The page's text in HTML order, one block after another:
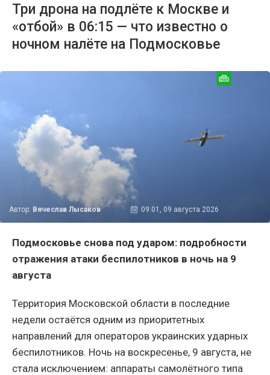
Три дрона на подлёте к Москве и
«отбой» в 06:15 — что известно о
ночном налёте на Подмосковье
Автор: Вячеслав Лысаков 09:01, 09 августа 2026
Подмосковье снова под ударом: подробности
отражения атаки беспилотников в ночь на 9
августа
Территория Московской области в последние
недели остаётся одним из приоритетных
направлений для операторов украинских ударных
беспилотников. Ночь на воскресенье, 9 августа, не
стала исключением: аппараты самолётного типа